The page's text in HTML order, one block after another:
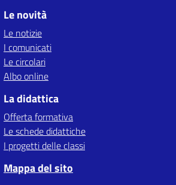
Le novità
Le notizie
I comunicati
Le circolari
Albo online
La didattica
Offerta formativa
Le schede didattiche
I progetti delle classi
Mappa del sito